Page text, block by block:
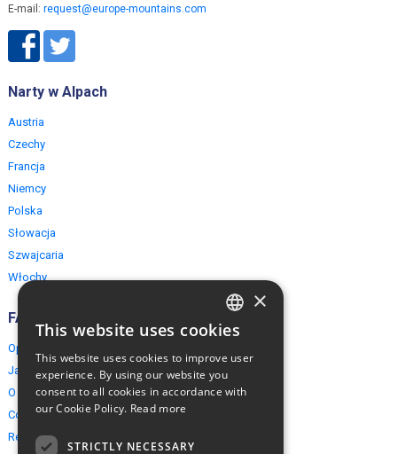
E-mail: request@europe-mountains.com
Narty w Alpach
Austria
Czechy
Francja
Niemcy
Polska
Słowacja
Szwajcaria
Włochy
FAQ
Opinie naszych klientów
Jak rezerwować?
O EuropeMountains.com
Cookies, Prywatność, Bezpieczeństwo
Regulamin
ENGLISH
×
This website uses cookies
This website uses cookies to improve user
experience. By using our website you
consent to all cookies in accordance with
our Cookie Policy. Read more
STRICTLY NECESSARY